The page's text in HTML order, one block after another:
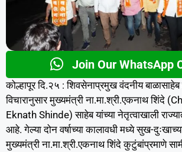
Join Our WhatsApp
कोल्हापूर दि.२५ : शिवसेनाप्रमुख वंदनीय बाळासाहेब
विचारानुसार मुख्यमंत्री ना.मा.श्री.एकनाथ शिंदे
Eknath Shinde) साहेब यांच्या नेतृत्वाखाली
आहे. गेल्या दोन वर्षाच्या कालावधी मध्ये सुख-
मुख्यमंत्री ना.मा.श्री.एकनाथ शिंदे कुटुंबांप्रमाणे